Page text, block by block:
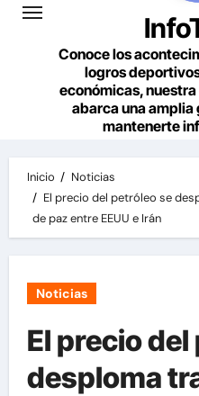
Conoce los
logros
económicas,
abarca una amplia
mantenerte
Inicio
Noticias
El precio del petróleo se
de paz entre EEUU e Irán
Noticias
El precio
desploma